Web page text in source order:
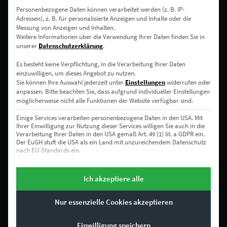
RECHTLICHES
Impressum
Allgemeine Geschäftsbedingungen
Datenschutz
Bestellvorgang
BESTBEWERTETE
EZ00001 Moby
Dick Vol II
Personenbezogene Daten können verarbeitet werden (z. B. IP-
Adressen), z. B. für personalisierte Anzeigen und Inhalte oder die
Messung von Anzeigen und Inhalten.
Weitere Informationen über die Verwendung Ihrer Daten finden Sie in
unserer Datenschutzerklärung.
Es besteht keine Verpflichtung, in die Verarbeitung Ihrer Daten
einzuwilligen, um dieses Angebot zu nutzen.
Sie können Ihre Auswahl jederzeit unter Einstellungenwiderrufen oder
anpassen. Bitte beachten Sie, dass aufgrund individueller Einstellungen
möglicherweise nicht alle Funktionen der Website verfügbar sind.
Einige Services verarbeiten personenbezogene Daten in den USA. Mit
Ihrer Einwilligung zur Nutzung dieser Services willigen Sie auch in die
Verarbeitung Ihrer Daten in den USA gemäß Art. 49 (1) lit. a GDPR ein.
Der EuGH stuft die USA als ein Land mit unzureichendem Datenschutz
nach EU-Standards ein.
Es besteht beispielsweise die Gefahr, dass US-Behörden
personenbezogene Daten in Überwachungsprogrammen verarbeiten,
ohne dass für Europäerinnen und Europäer eine Klagemöglichkeit
besteht.
Essenzielle Services ermöglichen grundlegende Funktionen und
Ich akzeptiere alle
Nur essenzielle Cookies akzeptieren